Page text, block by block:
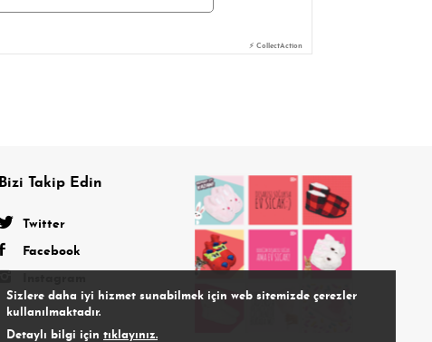
⚡ CollectAction
Bizi Takip Edin
Twitter
Facebook
Sizlere daha iyi hizmet sunabilmek için web sitemizde çerezler
kullanılmaktadır.
Detaylı bilgi için tıklayınız.